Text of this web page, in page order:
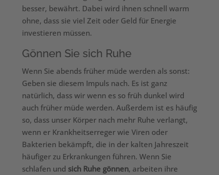
besser, bewährt. Dabei wird ihnen schnell warm
ohne, dass sie viel Zeit oder Geld für Energie
investieren müssen.
Gönnen Sie sich Ruhe
Wenn Sie abends früher müde werden als sonst:
Geben sie diesem Impuls nach. Es ist ganz
natürlich, dass wir wenn es so früh dunkel wird
auch früher müde werden. Außerdem ist es häufig
so, dass unser Körper nach mehr Ruhe verlangt,
wenn er Krankheitserreger wie Viren oder
Bakterien bekämpft, die in der kalten Jahreszeit
häufiger zu Erkrankungen führen. Wenn Sie
schlafen und sich Ruhe gönnen, arbeiten ihre